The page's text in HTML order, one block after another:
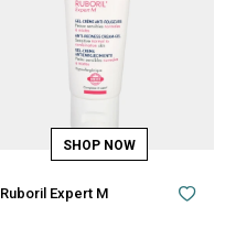
Ruboril Expert M